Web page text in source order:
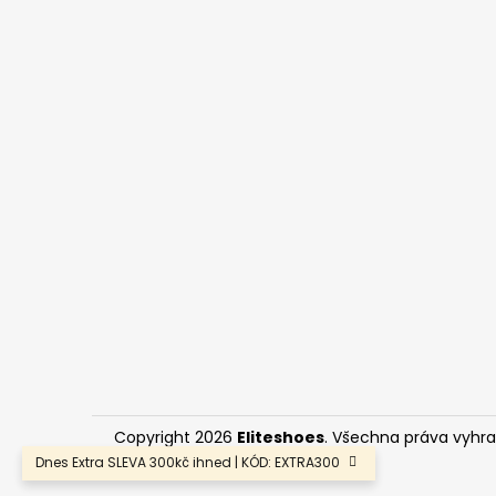
Dnes Extra SLEVA 300kč ihned | KÓD: EXTRA300
Copyright 2026 Eliteshoes. Všechna práva